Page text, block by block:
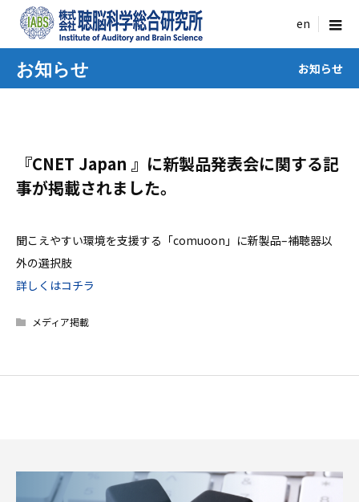
menu
お知らせ お知らせ
『CNET Japan 』に新製品発表会に関する記
事が掲載されました。
聞こえやすい環境を支援する「comuoon」に新製品–補聴器以
外の選択肢
詳しくはコチラ
メディア掲載